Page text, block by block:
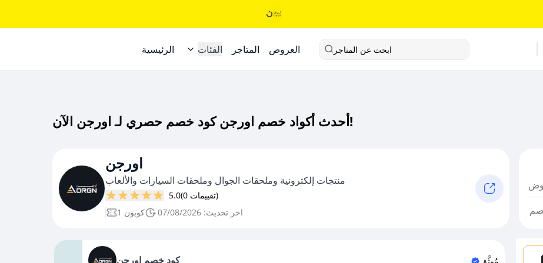
الرئيسية الفئات المتاجر العروض ابحث عن المتاجر
أحدث أكواد خصم اورجن كود خصم حصري لـ اورجن الآن!
اورجن
منتجات إلكترونية وملحقات الجوال وملحقات السيارات والألعاب
5.0
(0 تقييمات)
1 كوبون
اخر تحديث: 07/08/2026
كود خصم اورجن